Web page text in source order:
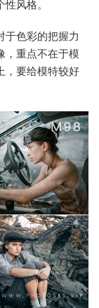
风格。
于色彩的把握力
，重点不在于模
，要给模特较好